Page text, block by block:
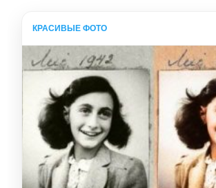
КРАСИВЫЕ ФОТО